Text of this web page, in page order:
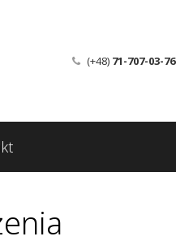
(+48) 71-707-03-76